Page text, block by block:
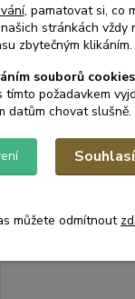
Přidat do košíku
, pamatovat si, co
stránkách
zbytečným klikáním.
souborů cookies
tímto požadavkem
datům chovat
můžete odmítnout